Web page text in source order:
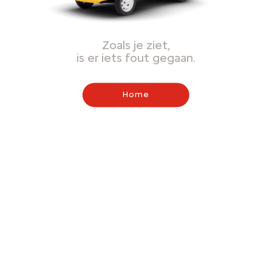
Zoals je ziet,
is er iets fout gegaan.
Home